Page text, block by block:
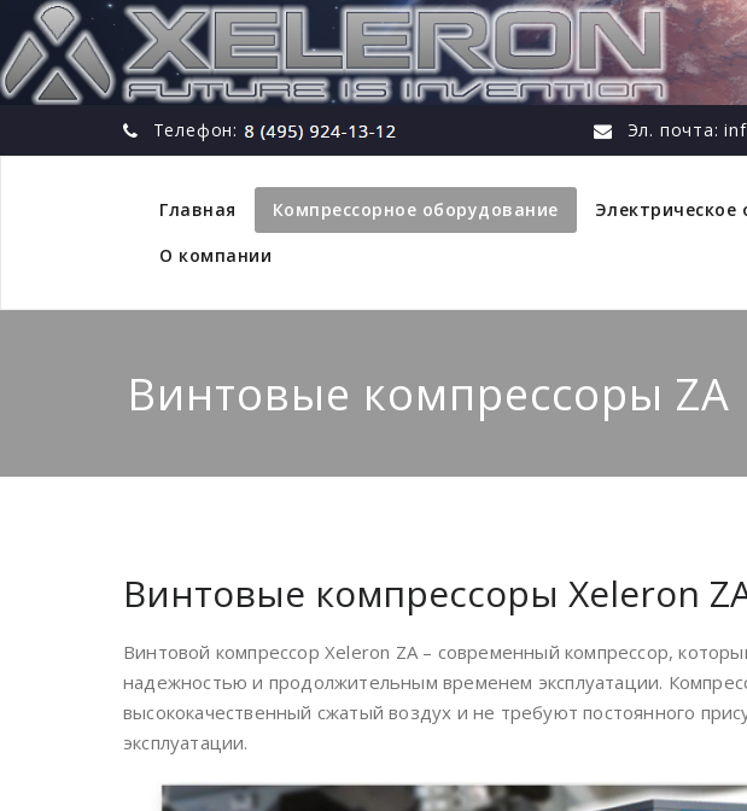
Телефон: Эл. почта:
Главная Компрессорное оборудование Электрическое
О компании
Винтовые компрессоры ZA
Винтовые компрессоры Xeleron
Винтовой компрессор Xeleron ZA – современный компрессор,
надежностью и продолжительным временем эксплуатации.
высококачественный сжатый воздух и не требуют постоянного
эксплуатации.